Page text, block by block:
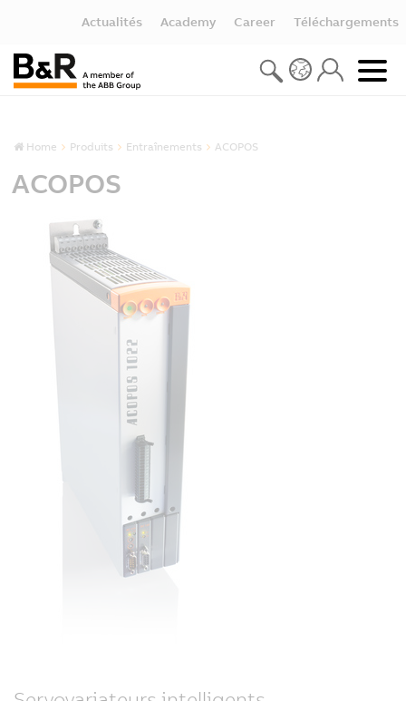
Actualités Academy Career Téléchargements
Home Produits Entraînements ACOPOS
ACOPOS